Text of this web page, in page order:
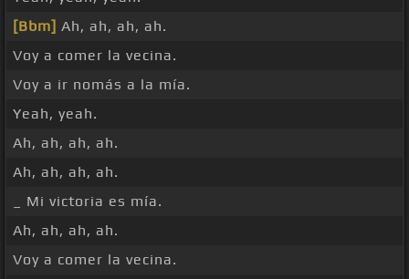
[Bbm] Ah, ah, ah, ah.
Voy a comer la vecina.
Voy a ir nomás a la mía.
Yeah, yeah.
Ah, ah, ah, ah.
Ah, ah, ah, ah.
_ Mi victoria es mía.
Ah, ah, ah, ah.
Voy a comer la vecina.